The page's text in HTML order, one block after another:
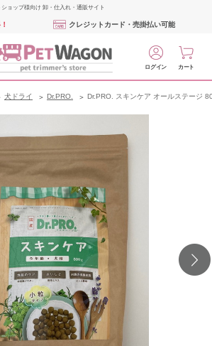
ョップ様向け 卸・仕入れ・通販サイト
クレジットカード・売掛払い可能
ログイン カート
犬ドライ Dr.PRO. Dr.PRO. スキンケア オールステージ